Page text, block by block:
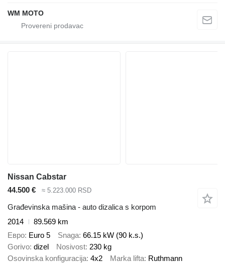
WM MOTO
Nissan Cabstar
44.500 €
≈ 5.223.000 RSD
Građevinska mašina - auto dizalica s korpom
2014
89.569 km
Евро Euro 5 Snaga 66.15 kW (90 k.s.)
Gorivo dizel Nosivost 230 kg
Osovinska konfiguracija 4x2 Marka lifta Ruthmann